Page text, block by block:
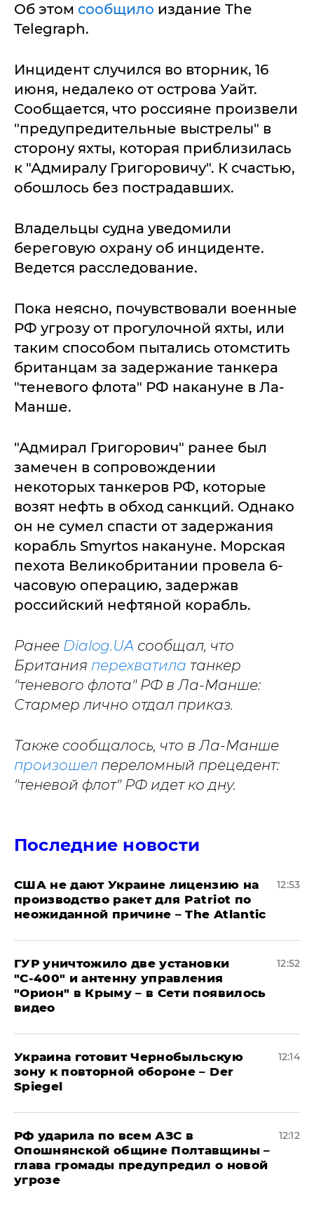
Об этом сообщило издание The
Telegraph.
Инцидент случился во вторник, 16
июня, недалеко от острова Уайт.
Сообщается, что россияне произвели
"предупредительные выстрелы" в
сторону яхты, которая приблизилась
к "Адмиралу Григоровичу". К счастью,
обошлось без пострадавших.
Владельцы судна уведомили
береговую охрану об инциденте.
Ведется расследование.
Пока неясно, почувствовали военные
РФ угрозу от прогулочной яхты, или
таким способом пытались отомстить
британцам за задержание танкера
"теневого флота" РФ накануне в Ла-
Манше.
"Адмирал Григорович" ранее был
замечен в сопровождении
некоторых танкеров РФ, которые
возят нефть в обход санкций. Однако
он не сумел спасти от задержания
корабль Smyrtos накануне. Морская
пехота Великобритании провела 6-
часовую операцию, задержав
российский нефтяной корабль.
Ранее Dialog.UA сообщал, что
Британия перехватила танкер
"теневого флота" РФ в Ла-Манше:
Стармер лично отдал приказ.
Также сообщалось, что в Ла-Манше
произошел переломный прецедент:
"теневой флот" РФ идет ко дну.
Последние новости
США не дают Украине лицензию на
производство ракет для Patriot по
неожиданной причине – The Atlantic
12:53
ГУР уничтожило две установки
"С‑400" и антенну управления
"Орион" в Крыму – в Сети появилось
видео
12:52
Украина готовит Чернобыльскую
зону к повторной обороне – Der
Spiegel
12:14
РФ ударила по всем АЗС в
Опошнянской общине Полтавщины –
глава громады предупредил о новой
угрозе
12:12